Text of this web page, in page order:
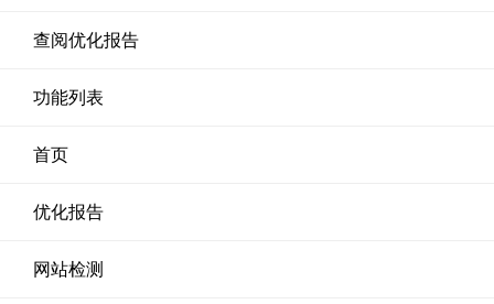
查阅优化报告
功能列表
首页
优化报告
网站检测